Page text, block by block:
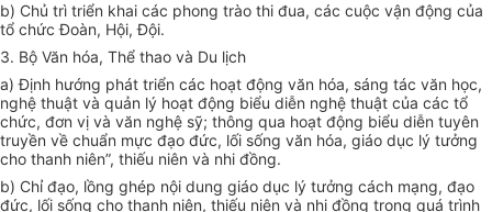
b) Chủ trì triển khai các phong trào thi đua, các cuộc vận động của
tổ chức Đoàn, Hội, Đội.
3. Bộ Văn hóa, Thể thao và Du lịch
a) Định hướng phát triển các hoạt động văn hóa, sáng tác văn học,
nghệ thuật và quản lý hoạt động biểu diễn nghệ thuật của các tổ
chức, đơn vị và văn nghệ sỹ; thông qua hoạt động biểu diễn tuyên
truyền về chuẩn mực đạo đức, lối sống văn hóa, giáo dục lý tưởng
cho thanh niên”, thiếu niên và nhi đồng.
b) Chỉ đạo, lồng ghép nội dung giáo dục lý tưởng cách mạng, đạo
đức, lối sống cho thanh niên, thiếu niên và nhi đồng trong quá trình